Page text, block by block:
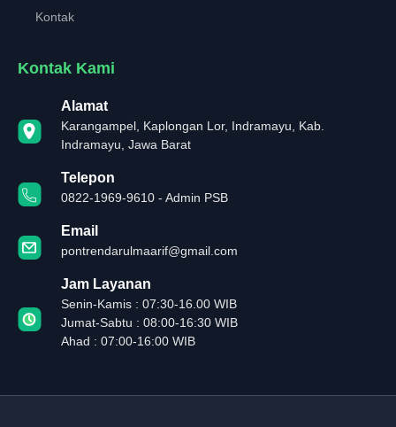
Kontak
Kontak Kami
Alamat
Karangampel, Kaplongan Lor, Indramayu, Kab.
Indramayu, Jawa Barat
Telepon
0822-1969-9610 - Admin PSB
Email
pontrendarulmaarif@gmail.com
Jam Layanan
Senin-Kamis : 07:30-16.00 WIB
Jumat-Sabtu : 08:00-16:30 WIB
Ahad : 07:00-16:00 WIB